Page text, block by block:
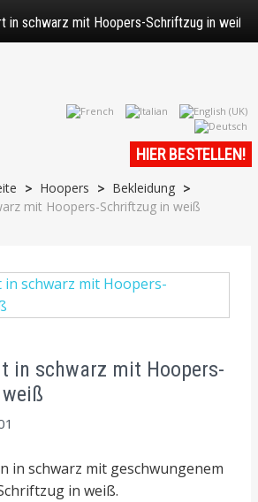
in schwarz mit Hoopers-Schriftzug in weiß
HIER BESTELLEN!
> Hoopers > Bekleidung >
mit Hoopers-Schriftzug in weiß
in schwarz mit Hoopers-
in schwarz mit geschwungenem
in weiß.